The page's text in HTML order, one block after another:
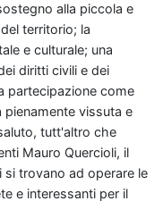
alla piccola e
territorio; la
e culturale; una
diritti civili e dei
partecipazione come
pienamente vissuta e
tutt'altro che
Mauro Quercioli, il
si trovano ad operare le
e interessanti per il